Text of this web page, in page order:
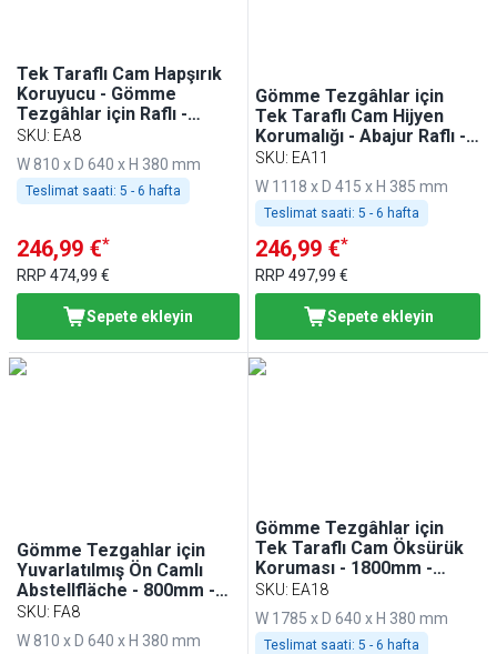
Tek Taraflı Cam Hapşırık
Koruyucu - Gömme
Tezgâhlar için Raflı -
800mm - BA86, WA86,
KA86, PA86 ve EA86 ile
Uyumlu
SKU: EA8
W 810 x D 640 x H 380 mm
Teslimat saati: 5 - 6 hafta
246,99 €*
RRP 474,99 €
Sepete ekleyin
Gömme Tezgâhlar için
Tek Taraflı Cam Hijyen
Korumalığı - Abajur Raflı -
1100mm - BA116, WA116,
KA116, PA116 ve EA116 ile
Uyumlu
SKU: EA11
W 1118 x D 415 x H 385 mm
Teslimat saati: 5 - 6 hafta
246,99 €*
RRP497,99 €
Sepete ekleyin
Gömme Tezgahlar için
Yuvarlatılmış Ön Camlı
Abstellfläche - 800mm -
BA86, WA86, KA86, PA86
ve EA86 ile Uyumlu
SKU: FA8
W 810 x D 640 x H 380 mm
Gömme Tezgâhlar için
Tek Taraflı Cam Öksürük
Koruması - 1800mm -
BA186, WA186, KA186,
PA186 ve EA186 ile uyumlu
SKU: EA18
W 1785 x D 640 x H 380 mm
Teslimat saati: 5 - 6 hafta